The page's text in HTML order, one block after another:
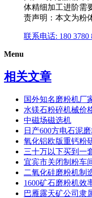
体精细加工进阶需
责声明：本文为粉
联系电话: 180 3780
Menu
相关文章
国外知名磨粉机厂
水镁石粉碎机械价
中磁场磁选机
日产600方电石泥
氧化铝欧版重钙粉
三十万以下买到一
宜宾市关闭制粉车
二氧化硅磨粉机制
1600矿石磨粉机效
巴雁露天矿公司隶